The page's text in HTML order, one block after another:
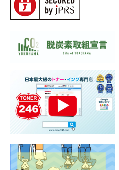
- - - - - - - - - - - - - -